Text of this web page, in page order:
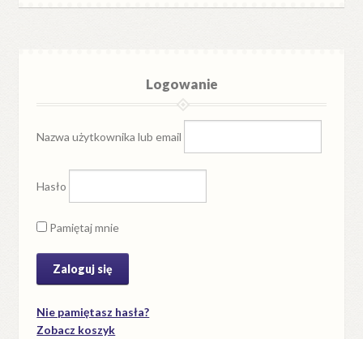
Logowanie
Nazwa użytkownika lub email
Hasło
Pamiętaj mnie
Nie pamiętasz hasła?
Zobacz koszyk